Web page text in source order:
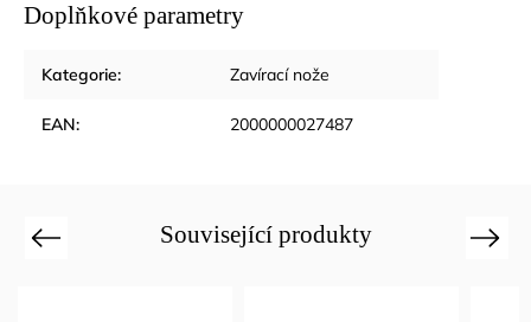
Doplňkové parametry
Kategorie: Zavírací nože
EAN: 2000000027487
Související produkty
Previous Next